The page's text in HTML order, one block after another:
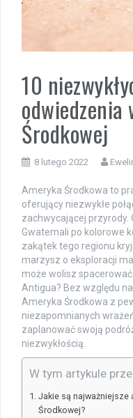
10
odwiedzenia
Środkowej
8 lutego 2022
Ameryka Środkowa to
oferujący niezwykłe
zachwycającej
Gwatemali po kolorowe
zakątek tego regionu
marzysz o eksploracji
może wolisz
Antigua? Bez względu
Ameryka Środkowa z
niezapomnianych
zaplanować swoją
niezwykłością.
W tym artykule
Jakie są najważniejsze
Środkowej?